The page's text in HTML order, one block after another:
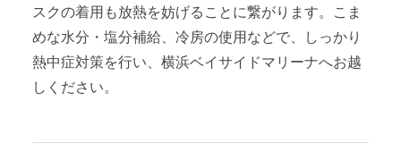
スクの着用も放熱を妨げることに繋がります。こま
めな水分・塩分補給、冷房の使用などで、しっかり
熱中症対策を行い、横浜ベイサイドマリーナへお越
しください。